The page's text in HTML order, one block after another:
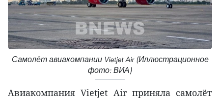
Самолёт авиакомпании Vietjet Air (Иллюстрационное
фото: ВИА)
Авиакомпания Vietjet Air приняла самолёт